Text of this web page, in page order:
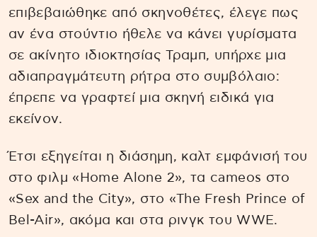
επιβεβαιώθηκε από σκηνοθέτες, έλεγε πως
αν ένα στούντιο ήθελε να κάνει γυρίσματα
σε ακίνητο ιδιοκτησίας Τραμπ, υπήρχε μια
αδιαπραγμάτευτη ρήτρα στο συμβόλαιο:
έπρεπε να γραφτεί μια σκηνή ειδικά για
εκείνον.
Έτσι εξηγείται η διάσημη, καλτ εμφάνισή του
στο φιλμ «Home Alone 2», τα cameos στο
«Sex and the City», στο «The Fresh Prince of
Bel-Air», ακόμα και στα ρινγκ του WWE.